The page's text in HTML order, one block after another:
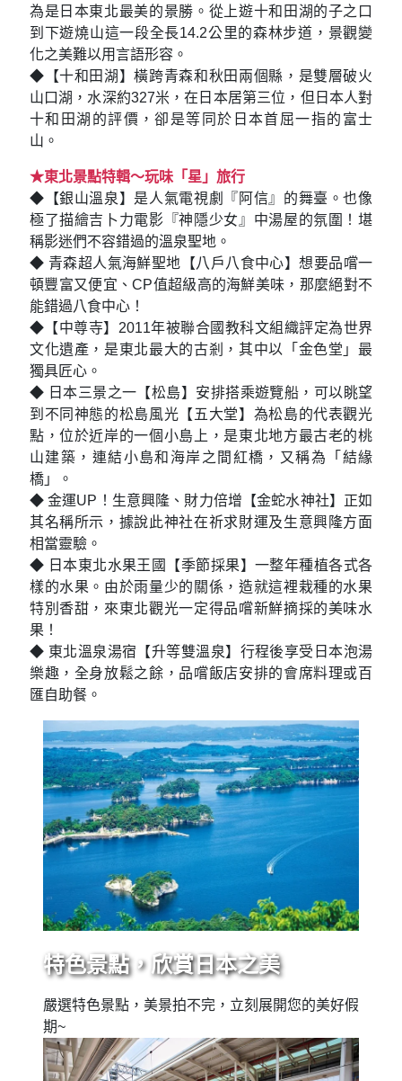
為是日本東北最美的景勝。從上遊十和田湖的子之口
到下遊燒山這一段全長14.2公里的森林步道，景觀變
化之美難以用言語形容。
◆【十和田湖】橫跨青森和秋田兩個縣，是雙層破火
山口湖，水深約327米，在日本居第三位，但日本人對
十和田湖的評價，卻是等同於日本首屈一指的富士
山。
★東北景點特輯～玩味「星」旅行
◆【銀山溫泉】是人氣電視劇『阿信』的舞臺。也像
極了描繪吉卜力電影『神隱少女』中湯屋的氛圍！堪
稱影迷們不容錯過的溫泉聖地。
◆ 青森超人氣海鮮聖地【八戶八食中心】想要品嚐一
頓豐富又便宜、CP值超級高的海鮮美味，那麼絕對不
能錯過八食中心！
◆【中尊寺】2011年被聯合國教科文組織評定為世界
文化遺產，是東北最大的古剎，其中以「金色堂」最
獨具匠心。
◆ 日本三景之一【松島】安排搭乘遊覽船，可以眺望
到不同神態的松島風光【五大堂】為松島的代表觀光
點，位於近岸的一個小島上，是東北地方最古老的桃
山建築，連結小島和海岸之間紅橋，又稱為「結緣
橋」。
◆ 金運UP！生意興隆、財力倍增【金蛇水神社】正如
其名稱所示，據說此神社在祈求財運及生意興隆方面
相當靈驗。
◆ 日本東北水果王國【季節採果】一整年種植各式各
樣的水果。由於雨量少的關係，造就這裡栽種的水果
特別香甜，來東北觀光一定得品嚐新鮮摘採的美味水
果！
◆ 東北溫泉湯宿【升等雙溫泉】行程後享受日本泡湯
樂趣，全身放鬆之餘，品嚐飯店安排的會席料理或百
匯自助餐。
特色景點，欣賞日本之美
嚴選特色景點，美景拍不完，立刻展開您的美好假
期~